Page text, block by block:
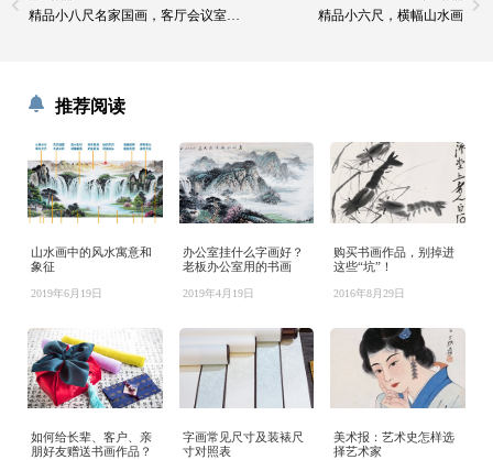
精品小八尺名家国画，客厅会议室大幅山水画 精品小六尺，横幅山水画
推荐阅读
山水画中的风水寓意和
象征
2019年6月19日
办公室挂什么字画好？
老板办公室用的书画
2019年4月19日
购买书画作品，别掉进
这些“坑”！
2016年8月29日
如何给长辈、客户、亲
朋好友赠送书画作品？
字画常见尺寸及装裱尺
寸对照表
美术报：艺术史怎样选
择艺术家